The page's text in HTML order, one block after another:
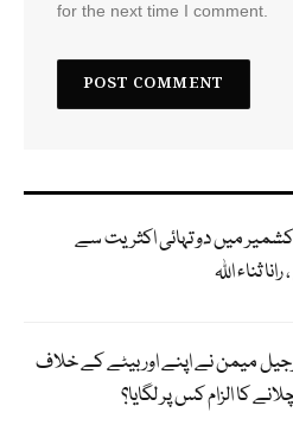
for the next time I comment.
میں دو تہائی اکثریت سے
ثناء اللہ
میمن نے اپنے اور بیٹے کے خلاف
کا الزام کس پر لگایا؟